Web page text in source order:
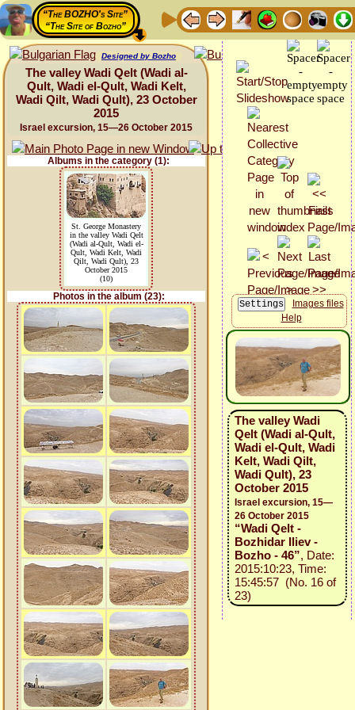
“The BOZHO's Site”
“The Site of Bozho”
Designed by Bozho
The valley Wadi Qelt (Wadi al-
Qult, Wadi el-Qult, Wadi Kelt,
Wadi Qilt, Wadi Qult), 23 October
2015
Israel excursion, 15—26 October 2015
Albums in the category (1):
St. George Monastery
in the valley Wadi Qelt
(Wadi al-Qult, Wadi el-
Qult, Wadi Kelt, Wadi
Qilt, Wadi Qult), 23
October 2015
(10)
Photos in the album (23):
Images files
Help
The valley Wadi
Qelt (Wadi al-Qult,
Wadi el-Qult, Wadi
Kelt, Wadi Qilt,
Wadi Qult), 23
October 2015
Israel excursion, 15—
26 October 2015
“Wadi Qelt -
Bozhidar Iliev -
Bozho - 46”, Date:
2015:10:23, Time:
15:45:57 (No. 16 of
23)